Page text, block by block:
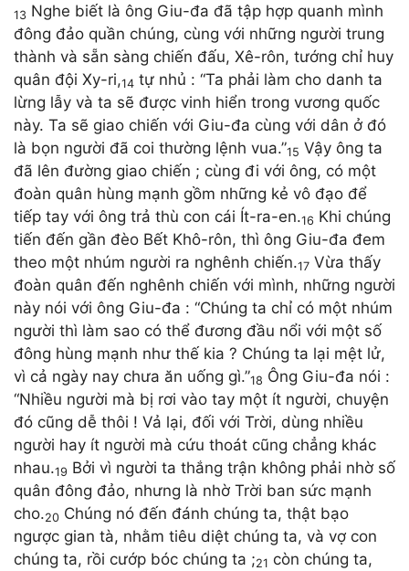
13 Nghe biết là ông Giu-đa đã tập hợp quanh mình
đông đảo quần chúng, cùng với những người trung
thành và sẵn sàng chiến đấu, Xê-rôn, tướng chỉ huy
quân đội Xy-ri,14 tự nhủ : “Ta phải làm cho danh ta
lừng lẫy và ta sẽ được vinh hiển trong vương quốc
này. Ta sẽ giao chiến với Giu-đa cùng với dân ở đó
là bọn người đã coi thường lệnh vua.”15 Vậy ông ta
đã lên đường giao chiến ; cùng đi với ông, có một
đoàn quân hùng mạnh gồm những kẻ vô đạo để
tiếp tay với ông trả thù con cái Ít-ra-en.16 Khi chúng
tiến đến gần đèo Bết Khô-rôn, thì ông Giu-đa đem
theo một nhúm người ra nghênh chiến.17 Vừa thấy
đoàn quân đến nghênh chiến với mình, những người
này nói với ông Giu-đa : “Chúng ta chỉ có một nhúm
người thì làm sao có thể đương đầu nổi với một số
đông hùng mạnh như thế kia ? Chúng ta lại mệt lử,
vì cả ngày nay chưa ăn uống gì.”18 Ông Giu-đa nói :
“Nhiều người mà bị rơi vào tay một ít người, chuyện
đó cũng dễ thôi ! Vả lại, đối với Trời, dùng nhiều
người hay ít người mà cứu thoát cũng chẳng khác
nhau.19 Bởi vì người ta thắng trận không phải nhờ số
quân đông đảo, nhưng là nhờ Trời ban sức mạnh
cho.20 Chúng nó đến đánh chúng ta, thật bạo
ngược gian tà, nhằm tiêu diệt chúng ta, và vợ con
chúng ta, rồi cướp bóc chúng ta ;21 còn chúng ta,